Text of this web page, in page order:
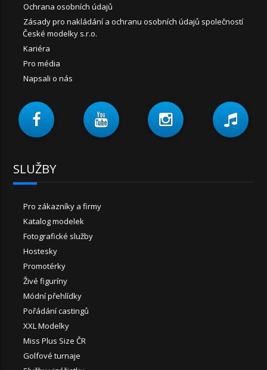
Ochrana osobních údajů
Zásady pro nakládání a ochranu osobních údajů společností
České modelky s.r.o.
Kariéra
Pro média
Napsali o nás
SLUŽBY
Pro zákazníky a firmy
Katalog modelek
Fotografické služby
Hostesky
Promotérky
Živé figuríny
Módní přehlídky
Pořádání castingů
XXL Modelky
Miss Plus Size ČR
Golfové turnaje